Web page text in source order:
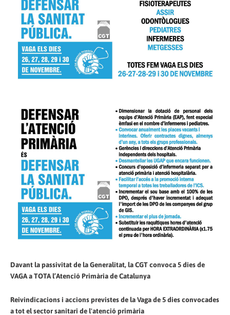
Davant la passivitat de la Generalitat, la CGT convoca 5 dies de
VAGA a TOTA l’Atenció Primària de Catalunya
Reivindicacions i accions previstes de la Vaga de 5 dies convocades
a tot el sector sanitari de l'atenció primària